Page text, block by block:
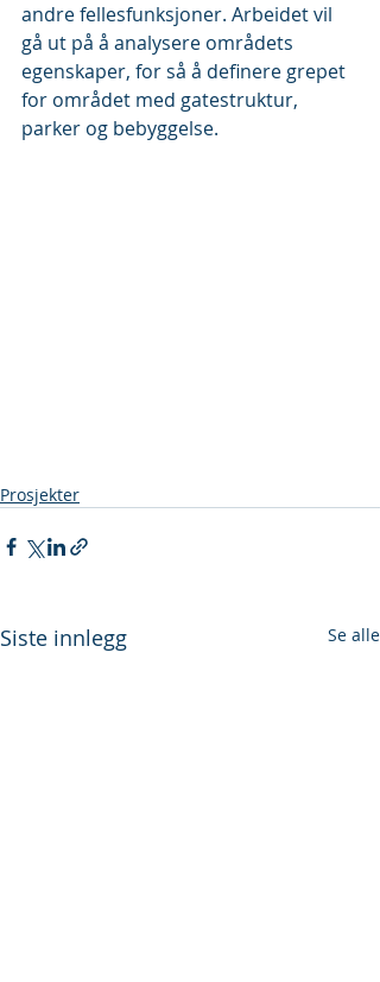
andre fellesfunksjoner. Arbeidet vil
gå ut på å analysere områdets
egenskaper, for så å definere grepet
for området med gatestruktur,
parker og bebyggelse.
Prosjekter
Siste innlegg Se alle